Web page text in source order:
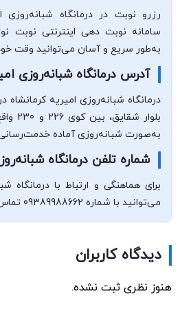
رزرو نوبت در درمانگاه شبانه‌روزی
سامانه نوبت دهی اینترنتی نوبت
به‌طور سریع و آسان می‌توانید وقت
آدرس درمانگاه شبانه‌روزی
درمانگاه شبانه‌روزی امیریه
به‌صورت شبانه‌روزی آماده
شماره تلفن درمانگاه
برای هماهنگی و ارتباط با درمانگاه
می‌توانید با شماره 09389988662 تماس بگیرید.
دیدگاه کاربران
هنوز نظری ثبت نشده.